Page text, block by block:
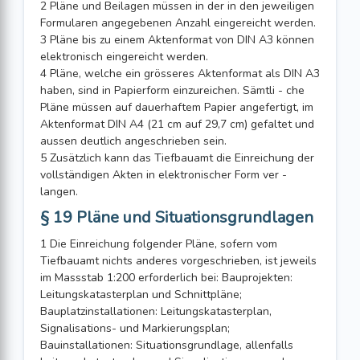
2 Pläne und Beilagen müssen in der in den jeweiligen
Formularen angegebenen Anzahl eingereicht werden.
3 Pläne bis zu einem Aktenformat von DIN A3 können
elektronisch eingereicht werden.
4 Pläne, welche ein grösseres Aktenformat als DIN A3
haben, sind in Papierform einzureichen. Sämtli - che
Pläne müssen auf dauerhaftem Papier angefertigt, im
Aktenformat DIN A4 (21 cm auf 29,7 cm) gefaltet und
aussen deutlich angeschrieben sein.
5 Zusätzlich kann das Tiefbauamt die Einreichung der
vollständigen Akten in elektronischer Form ver -
langen.
§ 19 Pläne und Situationsgrundlagen
1 Die Einreichung folgender Pläne, sofern vom
Tiefbauamt nichts anderes vorgeschrieben, ist jeweils
im Massstab 1:200 erforderlich bei: Bauprojekten:
Leitungskatasterplan und Schnittpläne;
Bauplatzinstallationen: Leitungskatasterplan,
Signalisations- und Markierungsplan;
Bauinstallationen: Situationsgrundlage, allenfalls